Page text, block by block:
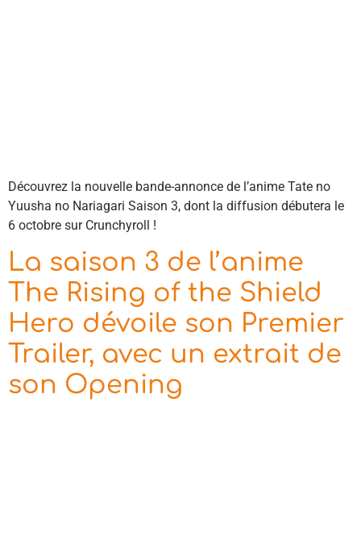
Découvrez la nouvelle bande-annonce de l’anime Tate no
Yuusha no Nariagari Saison 3, dont la diffusion débutera le
6 octobre sur Crunchyroll !
La saison 3 de l’anime
The Rising of the Shield
Hero dévoile son Premier
Trailer, avec un extrait de
son Opening